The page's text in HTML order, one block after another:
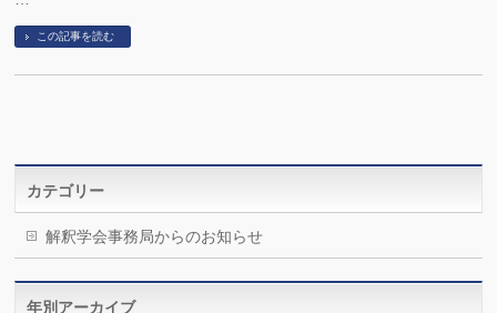
この記事を読む
カテゴリー
解釈学会事務局からのお知らせ
年別アーカイブ